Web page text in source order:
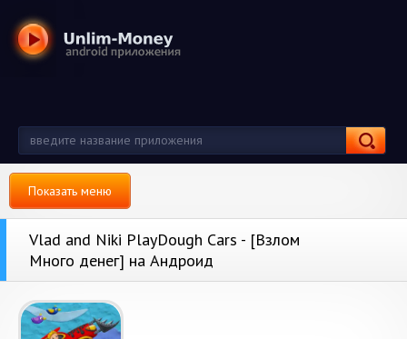
Показать меню
Vlad and Niki PlayDough Cars - [Взлом
Много денег] на Андроид